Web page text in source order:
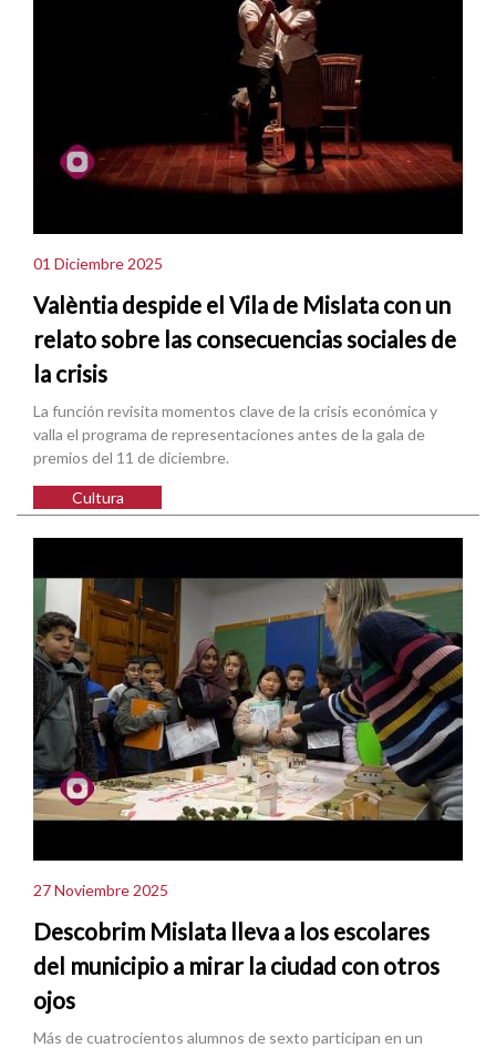
01 Diciembre 2025
Valèntia despide el Vila de Mislata con un
relato sobre las consecuencias sociales de
la crisis
La función revisita momentos clave de la crisis económica y
valla el programa de representaciones antes de la gala de
premios del 11 de diciembre.
Cultura
27 Noviembre 2025
Descobrim Mislata lleva a los escolares
del municipio a mirar la ciudad con otros
ojos
Más de cuatrocientos alumnos de sexto participan en un